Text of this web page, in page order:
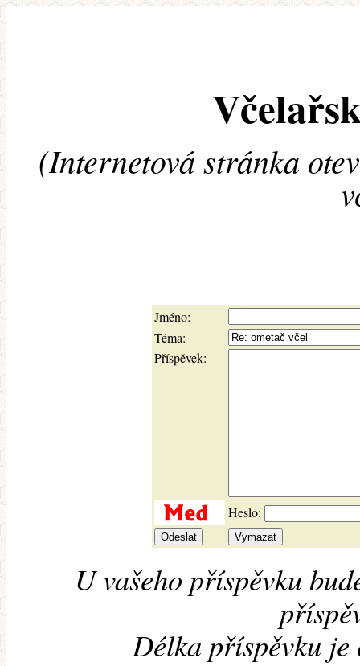
(Internetová stránka
Jméno:
Téma:
Příspěvek:
Heslo:
U vašeho příspěvku
Délka příspěvku je